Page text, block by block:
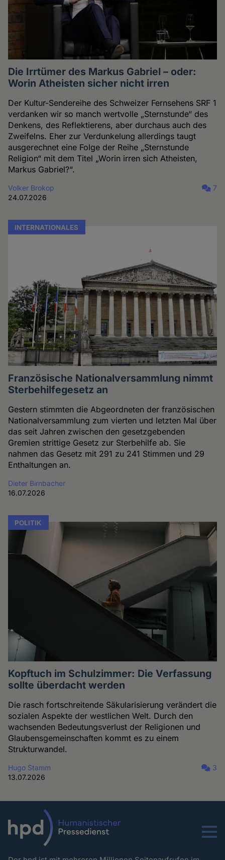
Die Irrtümer des Markus Gabriel – oder:
Worin Atheisten sicher nicht irren
Der Kultur-Sendereihe des Schweizer Fernsehens SRF 1
verdanken wir so manch wertvolle „Sternstunde“ des
Denkens, des Reflektierens, aber durchaus auch des
Zweifelns. Eher zur Verdunkelung allerdings taugt
ausgerechnet eine Folge der Reihe „Sternstunde
Religion“ mit dem Titel „Worin irren sich Atheisten,
Markus Gabriel?“.
Volker Brokop
24.07.2026
7
INTERNATIONALES
Französische Nationalversammlung nimmt
Sterbehilfegesetz an
Gestern stimmten die Abgeordneten der französischen
Nationalversammlung zum vierten und letzten Mal über
das seit Jahren zwischen den gesetzgebenden
Gremien strittige Gesetz zur Sterbehilfe ab. Sie
nahmen das Gesetz mit 291 zu 241 Stimmen und 29
Enthaltungen an.
Dieter Birnbacher
16.07.2026
POLITIK
Kopftuch im Schulzimmer: Die Verfassung
sollte überdacht werden
Die rasch fortschreitende Säkularisierung verändert die
sozialen Aspekte der westlichen Welt. Durch den
wachsenden Bedeutungsverlust der Religionen und
Glaubensgemeinschaften kommt es zu einem
Strukturwandel.
Hugo Stamm
13.07.2026
3
Menu